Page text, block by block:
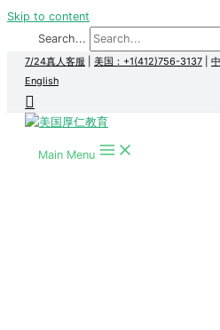
Skip to content
Search...
7/24真人客服 美国：+1(412)756-3137
English
Main Menu